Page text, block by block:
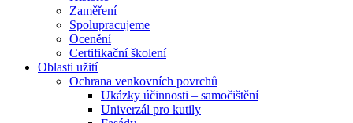
Zaměření
Spolupracujeme
Ocenění
Certifikační školení
Oblasti užití
Ochrana venkovních povrchů
Ukázky účinnosti – samočištění
Univerzál pro kutily